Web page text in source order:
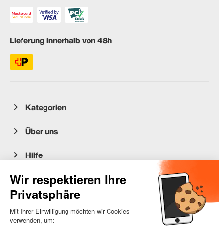
Lieferung innerhalb von 48h
Kategorien
Über uns
Hilfe
Kundenservice
occasion.migros.mobile@recommerce.com
Montag-Freitag 08:00-17:00